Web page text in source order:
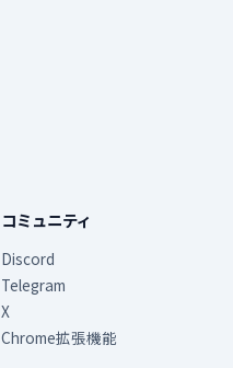
コミュニティ
Discord
Telegram
X
Chrome拡張機能